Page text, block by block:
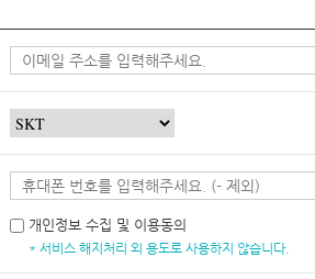
개인정보 수집 및 이용동의
* 서비스 해지처리 외 용도로 사용하지 않습니다.